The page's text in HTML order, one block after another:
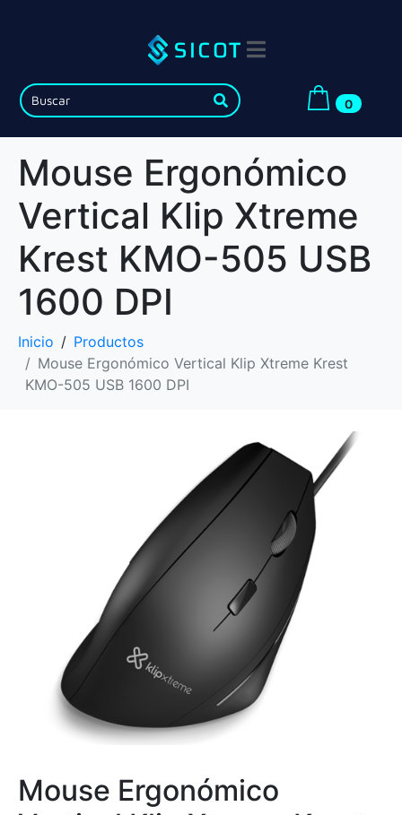
0
Mouse Ergonómico
Vertical Klip Xtreme
Krest KMO-505 USB
1600 DPI
Inicio
Productos
Mouse Ergonómico Vertical Klip Xtreme Krest
KMO-505 USB 1600 DPI
Mouse Ergonómico